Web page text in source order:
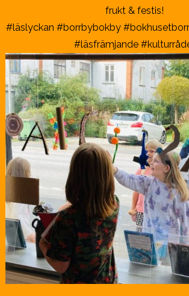
frukt & festis!
#läslyckan #borrbybokby
#läsfrämjande